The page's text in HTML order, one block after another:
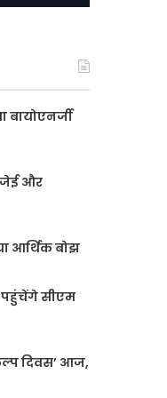
बायोएनर्जी
जेई और
आर्थिक बोझ
पहुंचेंगे सीएम
दिवस’ आज,